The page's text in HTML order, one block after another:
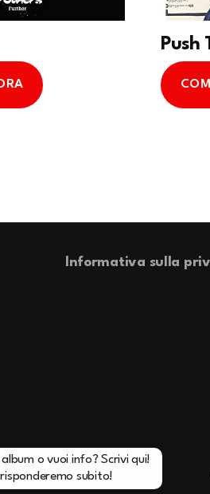
Push
Informativa sulla
album o vuoi info? Scrivi qui!
subito!